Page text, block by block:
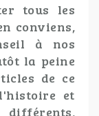
tous les
conviens,
à nos
la peine
de ce
et
différents,